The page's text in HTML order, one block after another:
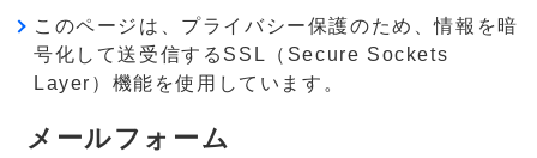
このページは、プライバシー保護のため、情報を暗
号化して送受信するSSL（Secure Sockets
Layer）機能を使用しています。
メールフォーム